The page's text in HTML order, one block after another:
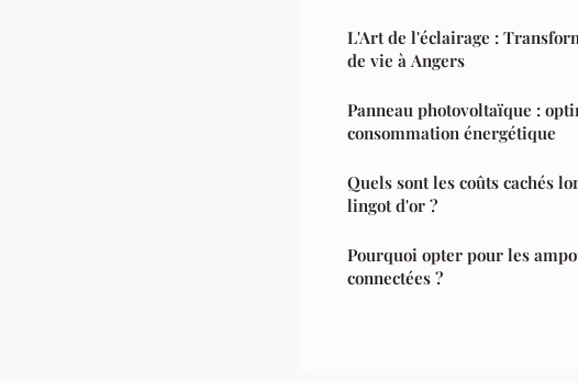
L'Art de l'éclairage :
de vie à Angers
Panneau photovoltaïque :
consommation énergétique
Quels sont les coûts cachés
lingot d'or ?
Pourquoi opter pour les
connectées ?